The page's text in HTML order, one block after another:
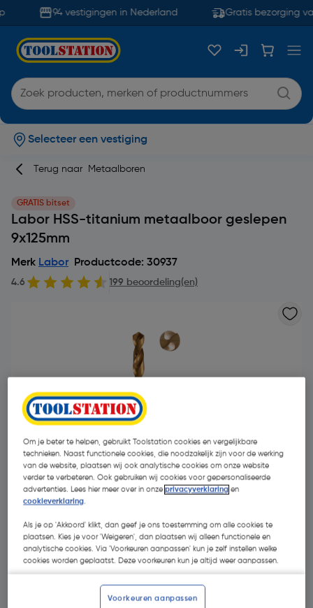
94 vestigingen in Nederland Gratis bezorging
Selecteer een vestiging
Terug naar Metaalboren
GRATIS bitset
Labor HSS-titanium metaalboor geslepen
9x125mm
Merk Labor Productcode: 30937
4.6 199 beoordeling(en)
- 65 %
€ 4,19
€ 1,47| Excl. btw € 1,21
Om je beter te helpen, gebruikt Toolstation cookies en vergelijkbare
technieken. Naast functionele cookies, die noodzakelijk zijn voor de werking
van de website, plaatsen wij ook analytische cookies om onze website
verder te verbeteren. Ook gebruiken wij cookies voor gepersonaliseerde
advertenties. Lees hier meer over in onzeprivacyverklaring en
cookieverklaring.
Als je op 'Akkoord' klikt, dan geef je ons toestemming om alle cookies te
plaatsen. Kies je voor 'Weigeren', dan plaatsen wij alleen functionele en
analytische cookies. Via 'Voorkeuren aanpassen' kun je zelf instellen welke
cookies worden geplaatst. Deze voorkeuren kun je altijd weer aanpassen.
Voorkeuren aanpassen